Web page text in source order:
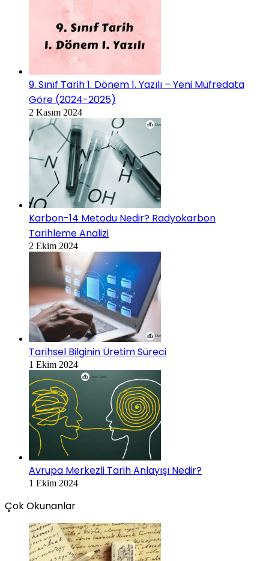
9. Sınıf Tarih 1. Dönem 1. Yazılı – Yeni Müfredata
Göre (2024-2025)
2 Kasım 2024
Karbon-14 Metodu Nedir? Radyokarbon
Tarihleme Analizi
2 Ekim 2024
Tarihsel Bilginin Üretim Süreci
1 Ekim 2024
Avrupa Merkezli Tarih Anlayışı Nedir?
1 Ekim 2024
Çok Okunanlar